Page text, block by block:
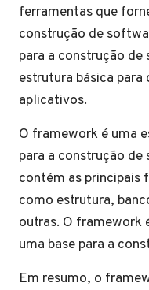
ferramentas que
construção de
para a construção
estrutura básica
aplicativos.
O framework é uma
para a construção
contém as principais
como estrutura,
outras. O framework
uma base para a
Em resumo, o